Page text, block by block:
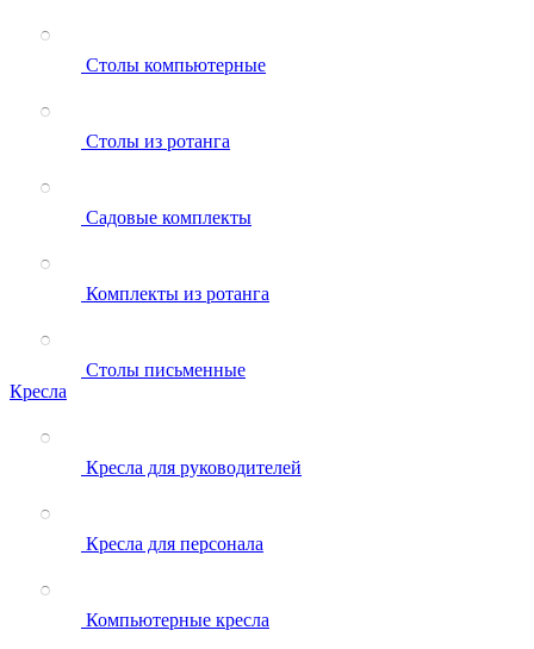
Столы компьютерные
Столы из ротанга
Садовые комплекты
Комплекты из ротанга
Столы письменные
Кресла
Кресла для руководителей
Кресла для персонала
Компьютерные кресла